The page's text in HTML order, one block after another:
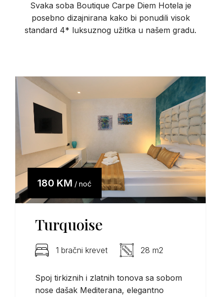
Svaka soba Boutique Carpe Diem Hotela je
posebno dizajnirana kako bi ponudili visok
standard 4* luksuznog užitka u našem gradu.
180 KM / noć
Turquoise
1 bračni krevet 28 m2
Spoj tirkiznih i zlatnih tonova sa sobom
nose dašak Mediterana, elegantno